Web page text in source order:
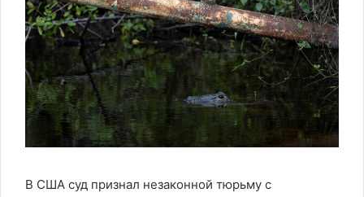
В США суд признал незаконной тюрьму с